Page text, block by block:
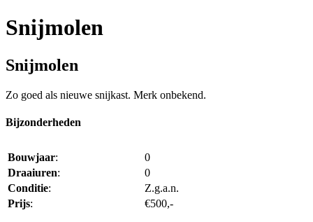
Snijmolen
Snijmolen
Zo goed als nieuwe snijkast. Merk onbekend.
Bijzonderheden
Bouwjaar:
0
Draaiuren:
0
Conditie:
Z.g.a.n.
Prijs: €500,-